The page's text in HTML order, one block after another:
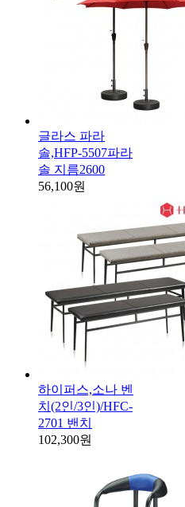
글라스 파라
솔,HFP-5507파라
솔 지름2600
56,100원
하이퍼스,소나 벤
치(2인/3인)/HFC-
2701 밴치
102,300원